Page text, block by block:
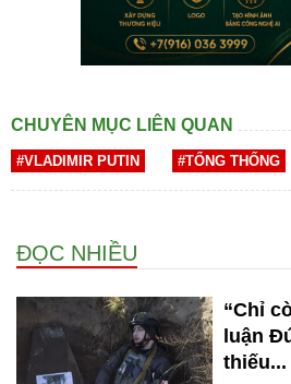
CHUYÊN MỤC LIÊN QUAN
#VLADIMIR PUTIN #TỔNG THỐNG
ĐỌC NHIỀU
“Chỉ
luận
thiếu...